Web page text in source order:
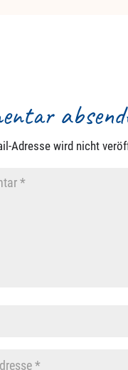
Adresse wird nicht